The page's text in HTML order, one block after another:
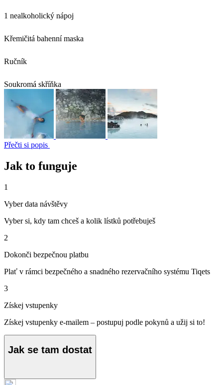
1 nealkoholický nápoj
Křemičitá bahenní maska
Ručník
Soukromá skříňka
Přečti si popis
Jak to funguje
1
Vyber data návštěvy
Vyber si, kdy tam chceš a kolik lístků potřebuješ
2
Dokonči bezpečnou platbu
Plať v rámci bezpečného a snadného rezervačního systému Tiqets
3
Získej vstupenky
Získej vstupenky e-mailem – postupuj podle pokynů a užij si to!
Jak se tam dostat